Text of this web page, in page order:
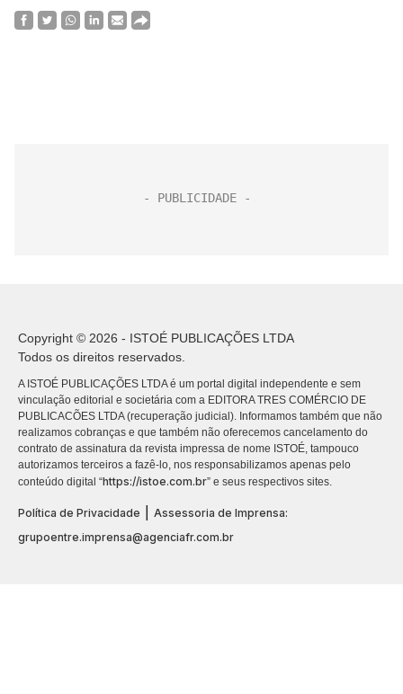
Copyright © 2026 - ISTOÉ PUBLICAÇÕES LTDA
Todos os direitos reservados.
A ISTOÉ PUBLICAÇÕES LTDA é um portal digital independente e sem
vinculação editorial e societária com a EDITORA TRES COMÉRCIO DE
PUBLICACÕES LTDA (recuperação judicial). Informamos também que não
realizamos cobranças e que também não oferecemos cancelamento do
contrato de assinatura da revista impressa de nome ISTOÉ, tampouco
autorizamos terceiros a fazê-lo, nos responsabilizamos apenas pelo
conteúdo digital “https://istoe.com.br” e seus respectivos sites.
Política de Privacidade
Assessoria de Imprensa:
grupoentre.imprensa@agenciafr.com.br